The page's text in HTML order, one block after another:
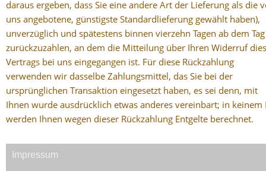
daraus ergeben, dass Sie eine andere Art der Lieferung als die
uns angebotene, günstigste Standardlieferung gewählt haben),
unverzüglich und spätestens binnen vierzehn Tagen ab dem Tag
zurückzuzahlen, an dem die Mitteilung über Ihren Widerruf
Vertrags bei uns eingegangen ist. Für diese Rückzahlung
verwenden wir dasselbe Zahlungsmittel, das Sie bei der
ursprünglichen Transaktion eingesetzt haben, es sei denn, mit
Ihnen wurde ausdrücklich etwas anderes vereinbart; in keinem
werden Ihnen wegen dieser Rückzahlung Entgelte berechnet.
Impressum